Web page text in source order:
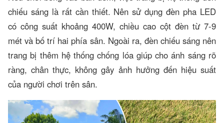
chiếu sáng là rất cần thiết. Nên sử dụng đèn pha LED
có công suất khoảng 400W, chiều cao cột đèn từ 7-9
mét và bố trí hai phía sân. Ngoài ra, đèn chiếu sáng nên
trang bị thêm hệ thống chống lóa giúp cho ánh sáng rõ
ràng, chân thực, không gây ảnh hưởng đến hiệu suất
của người chơi trên sân.